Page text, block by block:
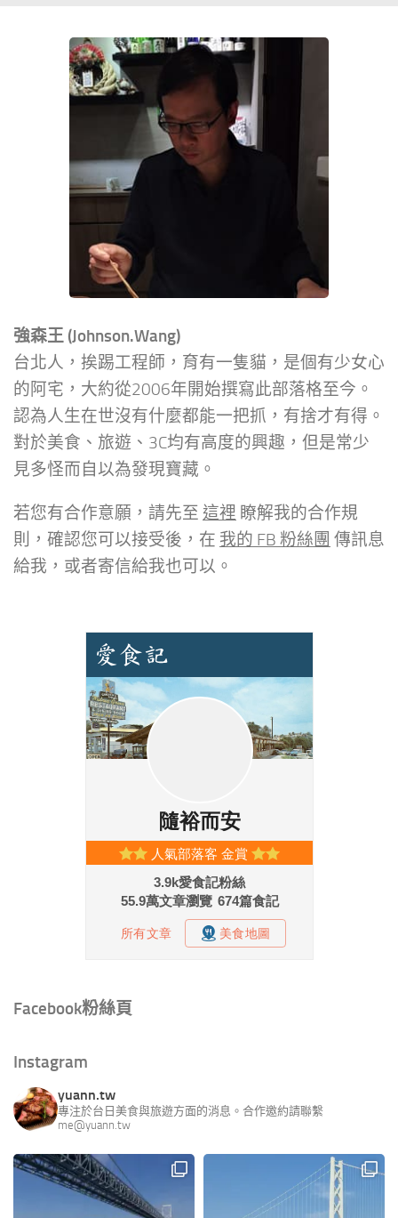
強森王 (Johnson.Wang)
台北人，挨踢工程師，育有一隻貓，是個有少女心
的阿宅，大約從2006年開始撰寫此部落格至今。
認為人生在世沒有什麼都能一把抓，有捨才有得。
對於美食、旅遊、3C均有高度的興趣，但是常少
見多怪而自以為發現寶藏。
若您有合作意願，請先至 這裡 瞭解我的合作規
則，確認您可以接受後，在 我的 FB 粉絲團 傳訊息
給我，或者寄信給我也可以。
Facebook粉絲頁
Instagram
yuann.tw
專注於台日美食與旅遊方面的消息。合作邀約請聯繫
me@yuann.tw